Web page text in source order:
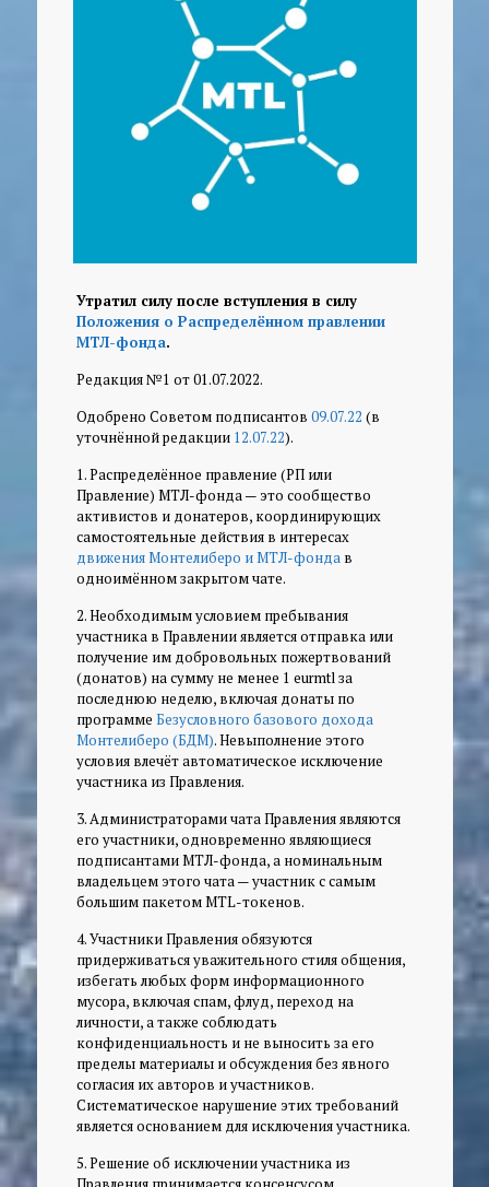
Утратил силу после вступления в силу
Положения о Распределённом правлении
МТЛ-фонда.
Редакция №1 от 01.07.2022.
Одобрено Советом подписантов 09.07.22 (в
уточнённой редакции 12.07.22).
1. Распределённое правление (РП или
Правление) МТЛ-фонда — это сообщество
активистов и донатеров, координирующих
самостоятельные действия в интересах
движения Монтелиберо и МТЛ-фондав
одноимённом закрытом чате.
2. Необходимым условием пребывания
участника в Правлении является отправка или
получение им добровольных пожертвований
(донатов) на сумму не менее 1 eurmtl за
последнюю неделю, включая донаты по
программе Безусловного базового дохода
Монтелиберо (БДМ). Невыполнение этого
условия влечёт автоматическое исключение
участника из Правления.
3. Администраторами чата Правления являются
его участники, одновременно являющиеся
подписантами МТЛ-фонда, а номинальным
владельцем этого чата — участник с самым
большим пакетом MTL-токенов.
4. Участники Правления обязуются
придерживаться уважительного стиля общения,
избегать любых форм информационного
мусора, включая спам, флуд, переход на
личности, а также соблюдать
конфиденциальность и не выносить за его
пределы материалы и обсуждения без явного
согласия их авторов и участников.
Систематическое нарушение этих требований
является основанием для исключения участника.
5. Решение об исключении участника из